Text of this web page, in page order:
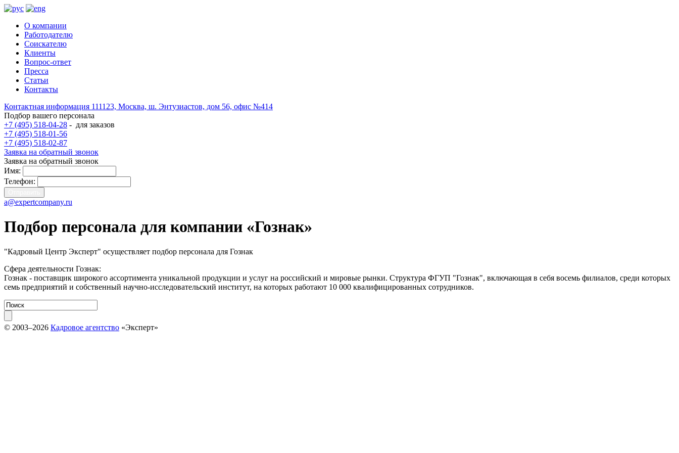
О компании
Работодателю
Соискателю
Клиенты
Вопрос-ответ
Пресса
Статьи
Контакты
Контактная информация 111123, Москва, ш. Энтузиастов, дом 56, офис №414
Подбор вашего персонала
+7 (495) 518-04-28 - для заказов
+7 (495) 518-01-56
+7 (495) 518-02-87
Заявка на обратный звонок
Заявка на обратный звонок
Имя:
Телефон:
a@expertcompany.ru
Подбор персонала для компании «Гознак»
"Кадровый Центр Эксперт" осуществляет подбор персонала для Гознак
Сфера деятельности Гознак:
Гознак - поставщик широкого ассортимента уникальной продукции и услуг на российский и мировые рынки. Структура ФГУП "Гознак", включающая в себя восемь филиалов, среди которых
семь предприятий и собственный научно-исследовательский институт, на которых работают 10 000 квалифицированных сотрудников.
© 2003–2026 Кадровое агентство «Эксперт»